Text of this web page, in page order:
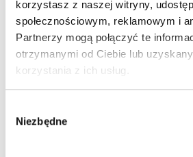
korzystasz z naszej witryny,
społecznościowym, reklamowym i
Partnerzy mogą połączyć te
otrzymanymi od Ciebie lub
korzystania z ich usług.
zgody
Niezbędne
INFORMACJE I
UWAGA! GRA DLA GRACZY OD 14